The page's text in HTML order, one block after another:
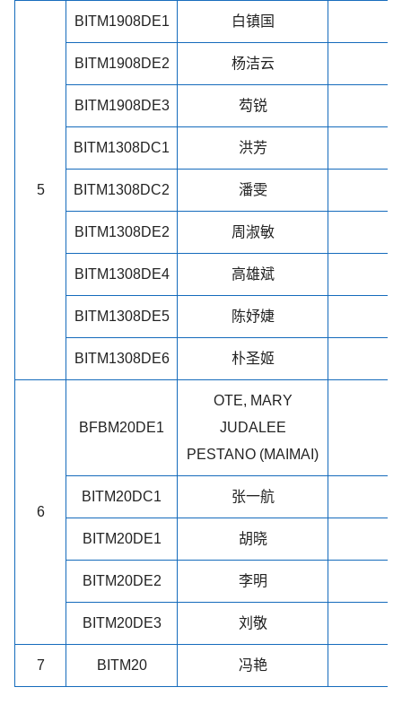
5
BITM1908DE1 白镇国
BITM1908DE2 杨洁云
BITM1908DE3 芶锐
BITM1308DC1 洪芳
BITM1308DC2 潘雯
BITM1308DE2 周淑敏
BITM1308DE4 高雄斌
BITM1308DE5 陈妤婕
BITM1308DE6 朴圣姬
6
BFBM20DE1
OTE, MARY
JUDALEE
PESTANO (MAIMAI)
BITM20DC1 张一航
BITM20DE1 胡晓
BITM20DE2 李明
BITM20DE3 刘敬
7 BITM20 冯艳